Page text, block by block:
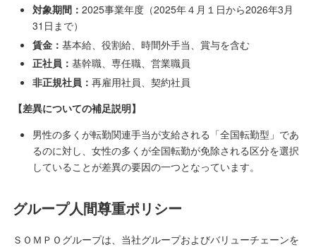
対象期間： 2025事業年度（2025年４月１日から2026年3月
31日まで）
賃金： 基本給、役割給、時間外手当、賞与を含む
正社員： 基幹職、専任職、営業職員
非正規社員： 再雇用社員、契約社員
【差異についての補足説明】
男性の多くが転勤関連手当が支給される「全国転勤型」であ
るのに対し、女性の多くが全国転勤が免除される区分を選択
していることが差異の要因の一つとなっています。
グループ人間尊重ポリシー
ＳＯＭＰＯグループは、当社グループおよびバリューチェーンを